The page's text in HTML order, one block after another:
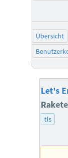
Übersicht
Let's
tls